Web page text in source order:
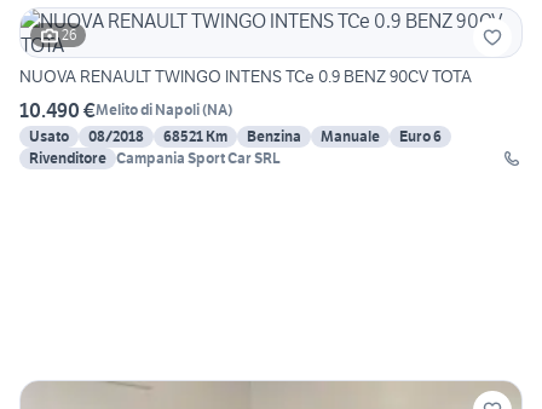
26
NUOVA RENAULT TWINGO INTENS TCe 0.9 BENZ 90CV TOTA
10.490 €Melito di Napoli(NA)
Usato
08/2018 68521 Km Benzina Manuale
Euro 6
Rivenditore Campania Sport Car SRL